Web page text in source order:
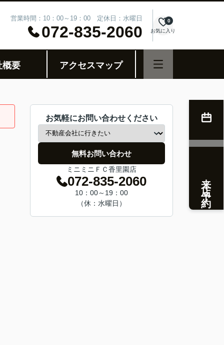
営業時間：10：00～19：00 定休日：水曜日
072-835-2060 お気に入り
0
概要 アクセスマップ
お気軽にお問い合わせください
無料お問い合わせ
ミニミニＦＣ香里園店
072-835-2060
10：00～19：00
（休：水曜日）
来店予約